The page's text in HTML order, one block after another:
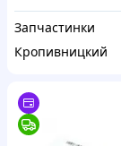
Запчастинки
Кропивницкий